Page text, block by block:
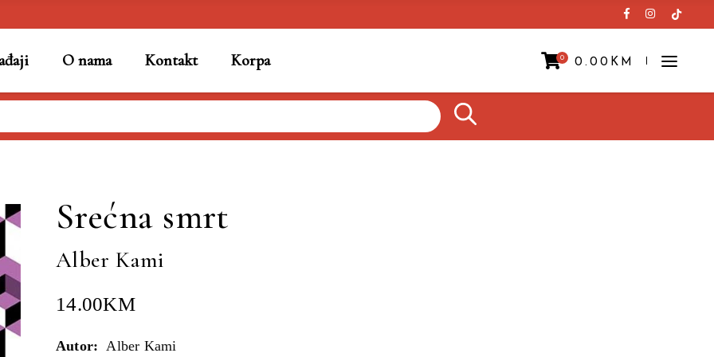
O nama Kontakt Korpa 0 0.00 KM
Prazna korpa.
Srećna smrt
Alber Kami
14.00KM
Autor:Alber Kami